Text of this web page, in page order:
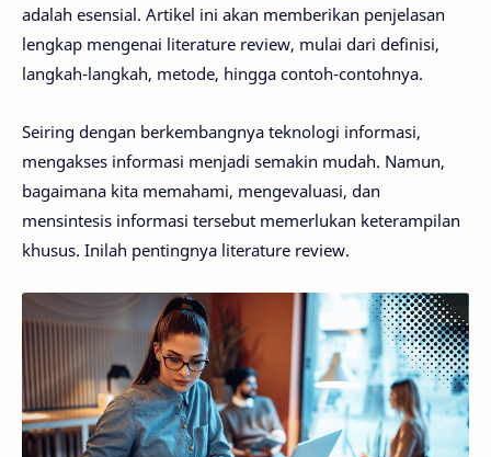
adalah esensial. Artikel ini akan memberikan penjelasan
lengkap mengenai literature review, mulai dari definisi,
langkah-langkah, metode, hingga contoh-contohnya.
Seiring dengan berkembangnya teknologi informasi,
mengakses informasi menjadi semakin mudah. Namun,
bagaimana kita memahami, mengevaluasi, dan
mensintesis informasi tersebut memerlukan keterampilan
khusus. Inilah pentingnya literature review.